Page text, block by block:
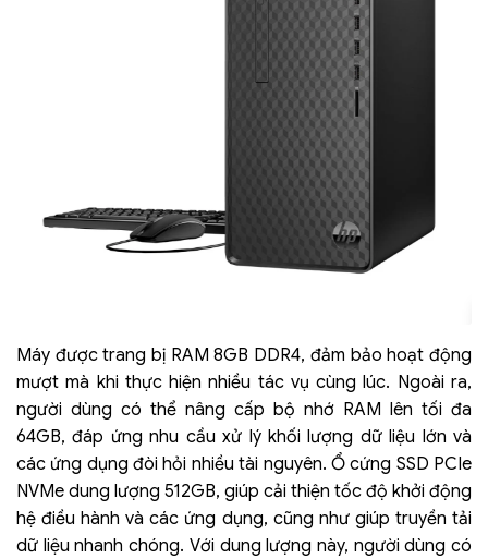
Máy được trang bị RAM 8GB DDR4, đảm bảo hoạt động
mượt mà khi thực hiện nhiều tác vụ cùng lúc. Ngoài ra,
người dùng có thể nâng cấp bộ nhớ RAM lên tối đa
64GB, đáp ứng nhu cầu xử lý khối lượng dữ liệu lớn và
các ứng dụng đòi hỏi nhiều tài nguyên. Ổ cứng SSD PCIe
NVMe dung lượng 512GB, giúp cải thiện tốc độ khởi động
hệ điều hành và các ứng dụng, cũng như giúp truyền tải
dữ liệu nhanh chóng. Với dung lượng này, người dùng có